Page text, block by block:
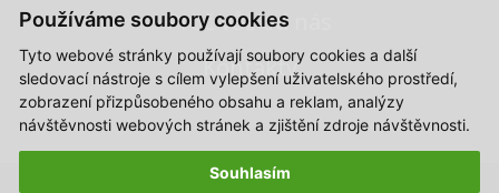
Používáme soubory cookies
Tyto webové stránky používají soubory cookies a další
sledovací nástroje s cílem vylepšení uživatelského prostředí,
zobrazení přizpůsobeného obsahu a reklam, analýzy
návštěvnosti webových stránek a zjištění zdroje návštěvnosti.
Souhlasím
Proč vůz od nás
Kontakty